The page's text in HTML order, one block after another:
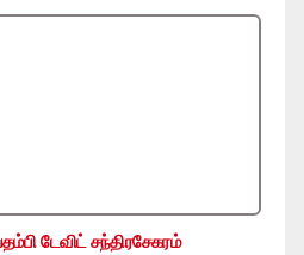
டேவிட் சந்திரசேகரம்